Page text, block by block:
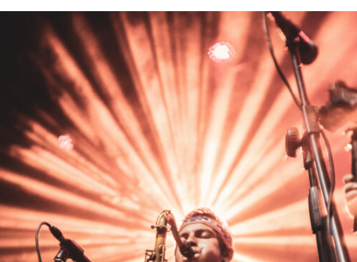
NOTÍCIES ALBERT
LA MOSTRA JAZZ TORTOSA,
CONVOCA EL CONCURS ANUAL
DE DISSENY DE CARTELLS DEL
FESTIVAL